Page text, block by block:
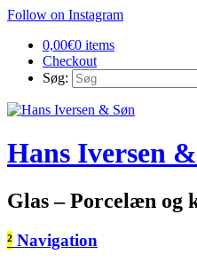
Follow on Instagram
0,00€0 items
Checkout
Søg:
Hans Iversen
Glas – Porcelæn og
² Navigation